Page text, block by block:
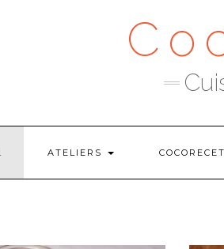
ATELIERS